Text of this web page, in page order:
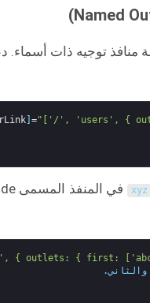
منافذ توجيه ذات
]="['/', 'users', {
xyz
{ outlets: { first: